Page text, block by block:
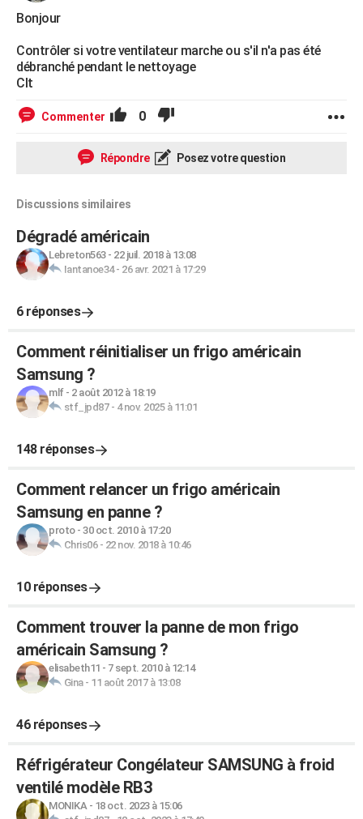
Bonjour
Contrôler si votre ventilateur marche ou s'il n'a pas été
débranché pendant le nettoyage
Clt
Commenter 0
Répondre Posez votre question
Discussions similaires
Dégradé américain
Lebreton563- 22 juil. 2018 à 13:08
Iantanoe34- 26 avr. 2021 à 17:29
6 réponses
Comment réinitialiser un frigo américain
Samsung ?
mlf- 2 août 2012 à 18:19
stf_jpd87- 4 nov. 2025 à 11:01
148 réponses
Comment relancer un frigo américain
Samsung en panne ?
proto- 30 oct. 2010 à 17:20
Chris06- 22 nov. 2018 à 10:46
10 réponses
Comment trouver la panne de mon frigo
américain Samsung ?
elisabeth11 - 7 sept. 2010 à 12:14
Gina- 11 août 2017 à 13:08
46 réponses
Réfrigérateur Congélateur SAMSUNG à froid
ventilé modèle RB3
MONIKA- 18 oct. 2023 à 15:06